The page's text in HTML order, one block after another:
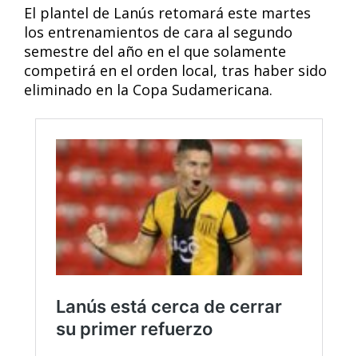
El plantel de Lanús retomará este martes
los entrenamientos de cara al segundo
semestre del año en el que solamente
competirá en el orden local, tras haber sido
eliminado en la Copa Sudamericana.